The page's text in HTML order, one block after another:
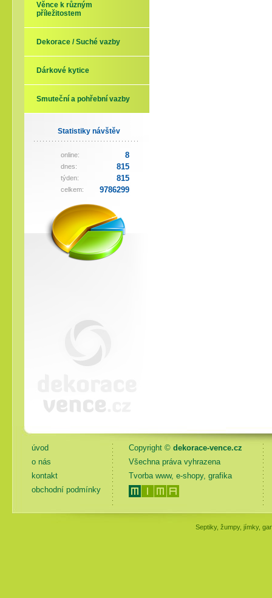
Věnce k různým
příležitostem
Dekorace / Suché vazby
Dárkové kytice
Smuteční a pohřební vazby
Statistiky návštěv
online: 8
dnes: 815
týden: 815
celkem: 9786299
úvod
o nás
kontakt
obchodní podmínky
Copyright © dekorace-vence.cz
Všechna práva vyhrazena
Tvorba www, e-shopy, grafika
Septiky, žumpy, jímky,